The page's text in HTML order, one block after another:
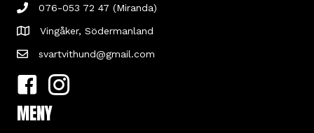
076-053 72 47 (Miranda)
Vingåker, Södermanland
svartvithund@gmail.com
MENY